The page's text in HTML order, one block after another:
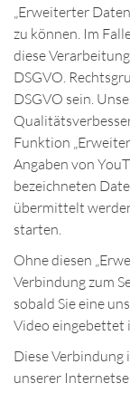
„Erweiterter
zu können. Im
diese
DSGVO.
DSGVO sein.
Funktion
Angaben von
bezeichneten
übermittelt
starten.
Ohne diesen
Verbindung zum
sobald Sie eine
Video eingebettet
Diese Verbindung
unserer